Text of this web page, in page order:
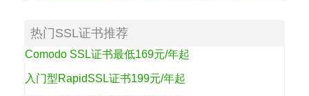
热门SSL证书推荐
Comodo SSL证书最低169元/年起
入门型RapidSSL证书199元/年起